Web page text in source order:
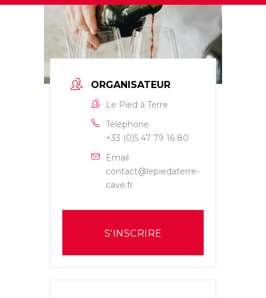
ORGANISATEUR
Le Pied à Terre
Téléphone
+33 (0)5 47 79 16 80
Email
contact@lepiedaterre-
cave.fr
S'INSCRIRE